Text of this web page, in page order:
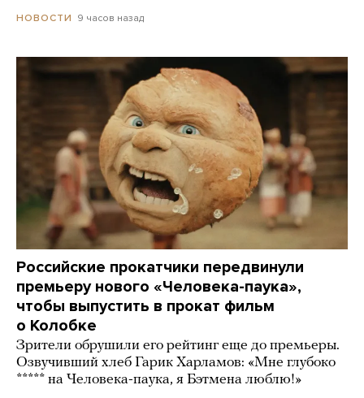
НОВОСТИ 9 часов назад
Российские прокатчики передвинули
премьеру нового «Человека-паука»,
чтобы выпустить в прокат фильм
о Колобке
Зрители обрушили его рейтинг еще до премьеры.
Озвучивший хлеб Гарик Харламов: «Мне глубоко
***** на Человека-паука, я Бэтмена люблю!»